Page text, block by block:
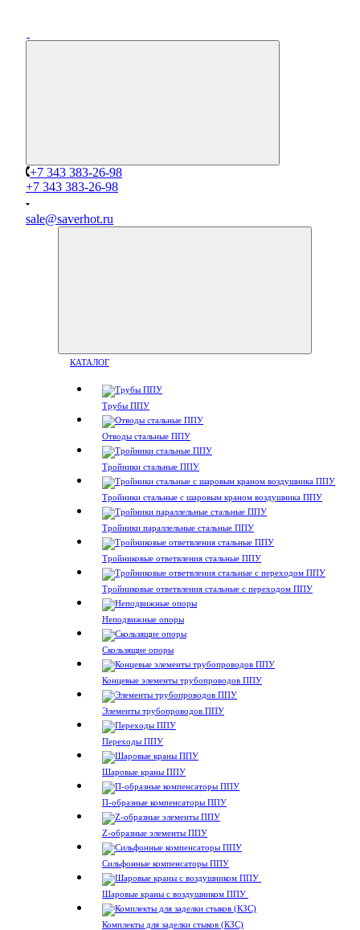
+7 343 383-26-98
+7 343 383-26-98
sale@saverhot.ru
КАТАЛОГ
Трубы ППУ
Отводы стальные ППУ
Тройники стальные ППУ
Тройники стальные с шаровым краном воздушника ППУ
Тройники параллельные стальные ППУ
Тройниковые ответвления стальные ППУ
Тройниковые ответвления стальные с переходом ППУ
Неподвижные опоры
Скользящие опоры
Концевые элементы трубопроводов ППУ
Элементы трубопроводов ППУ
Переходы ППУ
Шаровые краны ППУ
П-образные компенсаторы ППУ
Z-образные элементы ППУ
Сильфонные компенсаторы ППУ
Шаровые краны с воздушником ППУ
Комплекты для заделки стыков (КЗС)